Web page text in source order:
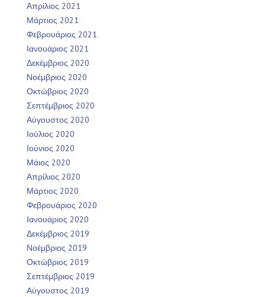
Απρίλιος 2021
Μάρτιος 2021
Φεβρουάριος 2021
Ιανουάριος 2021
Δεκέμβριος 2020
Νοέμβριος 2020
Οκτώβριος 2020
Σεπτέμβριος 2020
Αύγουστος 2020
Ιούλιος 2020
Ιούνιος 2020
Μάιος 2020
Απρίλιος 2020
Μάρτιος 2020
Φεβρουάριος 2020
Ιανουάριος 2020
Δεκέμβριος 2019
Νοέμβριος 2019
Οκτώβριος 2019
Σεπτέμβριος 2019
Αύγουστος 2019